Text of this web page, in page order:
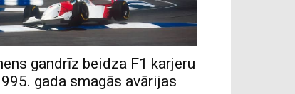
gandrīz beidza F1 karjeru
gada smagās avārijas